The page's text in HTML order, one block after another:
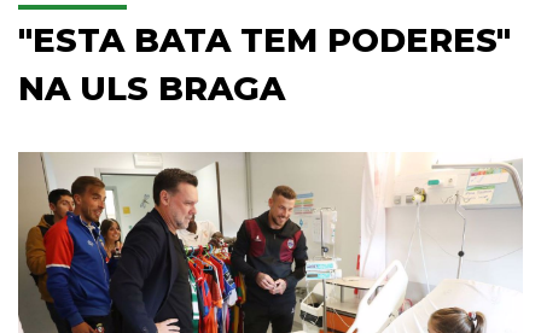
"ESTA BATA TEM PODERES"
NA ULS BRAGA